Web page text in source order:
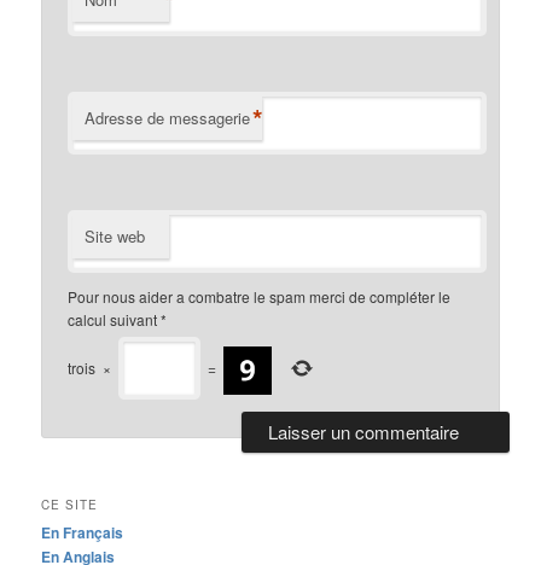
Adresse de messagerie*
Site web
Pour nous aider a combatre le spam merci de compléter le
calcul suivant*
trois × =
CE SITE
En Français
En Anglais